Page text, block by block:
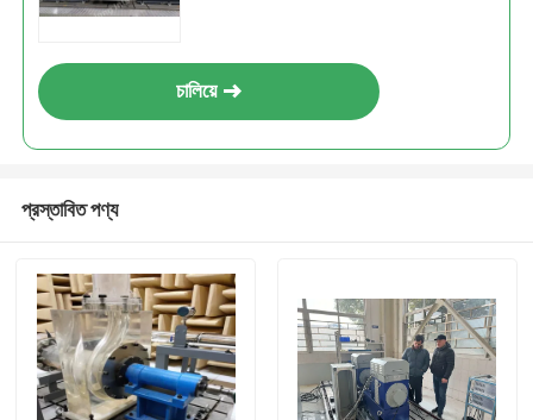
চালিয়ে
প্রস্তাবিত পণ্য